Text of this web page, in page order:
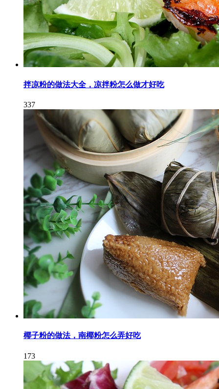
拌凉粉的做法大全，凉拌粉怎么做才好吃
337
椰子粉的做法，南椰粉怎么弄好吃
173